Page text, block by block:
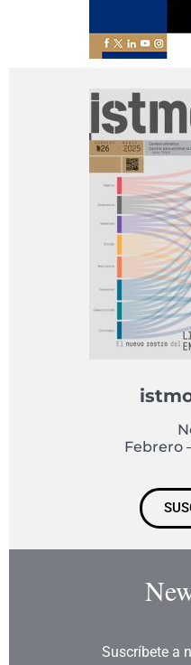
Febrero
Suscríbete a